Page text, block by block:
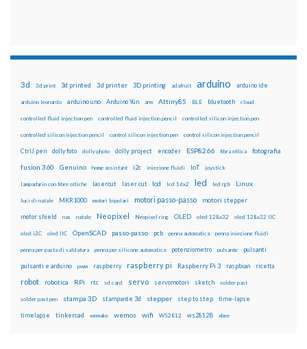
3d 3d print 3d printed 3d printer 3D printing adafruit arduino arduino ide
arduino leonardo arduino uno Arduino Yún arm Attiny85 BLE bluetooth cloud
controlled fluid injection pen controlled fluid injection pencil controlled silicon injection pen
controlled silicon injection pencil control silicon injection pen control silicon injection pencil
CtrlJ pen dolly foto dolly photo dolly project encoder ESP8266 fibra ottica fotografia
fusion 360 Genuino home assistant i2c iniezione fluidi IoT joystick
lampadario con fibre ottiche lasercut laser cut lcd lcd 16x2 led led rgb Linux
luci di natale MKR1000 motori bipolari motori passo-passo motori stepper
motor shield nas natale Neopixel Neopixel ring OLED oled 128x32 oled 128x32 IIC
oled i2C oled IIC OpenSCAD passo-passo pcb penna automatica penna iniezione fluidi
penna per pasta di saldatura penna per silicone automatica potenziometro pulsante pulsanti
pulsanti e arduino pwm raspberry raspberry pi Raspberry Pi 3 raspbian ricetta
robot robotica RPi rtc sd card servo servomotori sketch solder past
solder past pen stampa 3D stampante 3d stepper step to step time-lapse
timelapse tinkercad wemake wemos wifi WS2812 ws2812B xbee